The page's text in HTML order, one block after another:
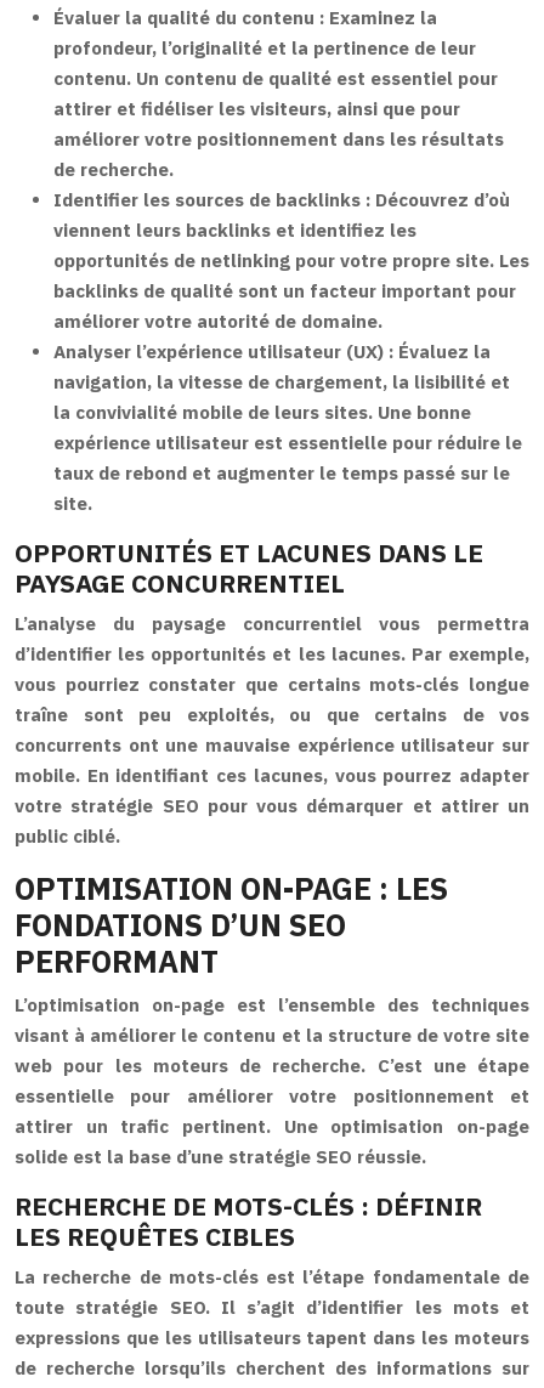
Évaluer la qualité du contenu : Examinez la
profondeur, l’originalité et la pertinence de leur
contenu. Un contenu de qualité est essentiel pour
attirer et fidéliser les visiteurs, ainsi que pour
améliorer votre positionnement dans les résultats
de recherche.
Identifier les sources de backlinks : Découvrez d’où
viennent leurs backlinks et identifiez les
opportunités de netlinking pour votre propre site. Les
backlinks de qualité sont un facteur important pour
améliorer votre autorité de domaine.
Analyser l’expérience utilisateur (UX) : Évaluez la
navigation, la vitesse de chargement, la lisibilité et
la convivialité mobile de leurs sites. Une bonne
expérience utilisateur est essentielle pour réduire le
taux de rebond et augmenter le temps passé sur le
site.
OPPORTUNITÉS ET LACUNES DANS LE
PAYSAGE CONCURRENTIEL
L’analyse du paysage concurrentiel vous permettra
d’identifier les opportunités et les lacunes. Par exemple,
vous pourriez constater que certains mots-clés longue
traîne sont peu exploités, ou que certains de vos
concurrents ont une mauvaise expérience utilisateur sur
mobile. En identifiant ces lacunes, vous pourrez adapter
votre stratégie SEO pour vous démarquer et attirer un
public ciblé.
OPTIMISATION ON-PAGE : LES
FONDATIONS D’UN SEO
PERFORMANT
L’optimisation on-page est l’ensemble des techniques
visant à améliorer le contenu et la structure de votre site
web pour les moteurs de recherche. C’est une étape
essentielle pour améliorer votre positionnement et
attirer un trafic pertinent. Une optimisation on-page
solide est la base d’une stratégie SEO réussie.
RECHERCHE DE MOTS-CLÉS : DÉFINIR
LES REQUÊTES CIBLES
La recherche de mots-clés est l’étape fondamentale de
toute stratégie SEO. Il s’agit d’identifier les mots et
expressions que les utilisateurs tapent dans les moteurs
de recherche lorsqu’ils cherchent des informations sur